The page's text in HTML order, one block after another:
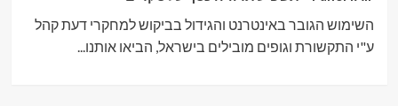
השימוש הגובר באינטרנט והגידול בביקוש למחקרי דעת קהל
ע"י התקשורת וגופים מובילים בישראל, הביאו אותנו...